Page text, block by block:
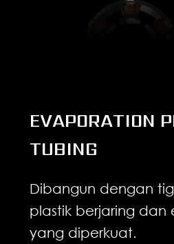
EVAPORATION
TUBING
Dibangun dengan
plastik berjaring dan
yang diperkuat.